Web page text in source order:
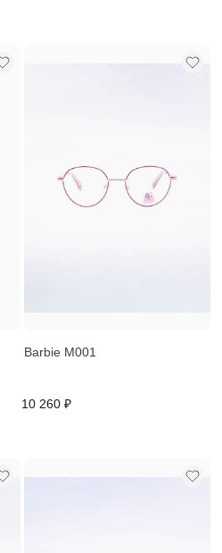
Barbie M001
10 260 ₽